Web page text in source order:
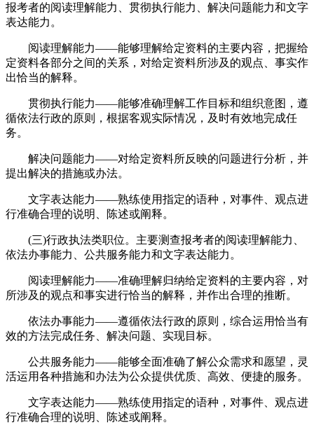
报考者的阅读理解能力、贯彻执行能力、解决问题能力和文字
表达能力。
阅读理解能力——能够理解给定资料的主要内容，把握给
定资料各部分之间的关系，对给定资料所涉及的观点、事实作
出恰当的解释。
贯彻执行能力——能够准确理解工作目标和组织意图，遵
循依法行政的原则，根据客观实际情况，及时有效地完成任
务。
解决问题能力——对给定资料所反映的问题进行分析，并
提出解决的措施或办法。
文字表达能力——熟练使用指定的语种，对事件、观点进
行准确合理的说明、陈述或阐释。
(三)行政执法类职位。主要测查报考者的阅读理解能力、
依法办事能力、公共服务能力和文字表达能力。
阅读理解能力——准确理解归纳给定资料的主要内容，对
所涉及的观点和事实进行恰当的解释，并作出合理的推断。
依法办事能力——遵循依法行政的原则，综合运用恰当有
效的方法完成任务、解决问题、实现目标。
公共服务能力——能够全面准确了解公众需求和愿望，灵
活运用各种措施和办法为公众提供优质、高效、便捷的服务。
文字表达能力——熟练使用指定的语种，对事件、观点进
行准确合理的说明、陈述或阐释。